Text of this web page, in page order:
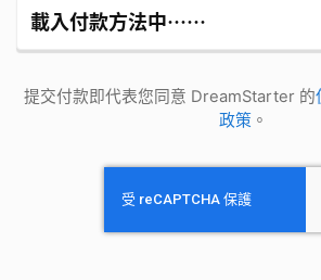
載入付款方法中⋯⋯
提交付款即代表您同意 DreamStarter 的
政策 。